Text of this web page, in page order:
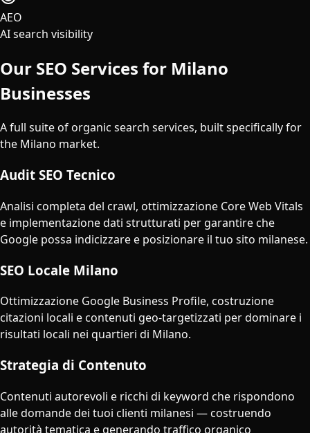
AEO
AI search visibility
Our SEO Services for Milano
Businesses
A full suite of organic search services, built specifically for
the Milano market.
Audit SEO Tecnico
Analisi completa del crawl, ottimizzazione Core Web Vitals
e implementazione dati strutturati per garantire che
Google possa indicizzare e posizionare il tuo sito milanese.
SEO Locale Milano
Ottimizzazione Google Business Profile, costruzione
citazioni locali e contenuti geo-targetizzati per dominare i
risultati locali nei quartieri di Milano.
Strategia di Contenuto
Contenuti autorevoli e ricchi di keyword che rispondono
alle domande dei tuoi clienti milanesi — costruendo
autorità tematica e generando traffico organico